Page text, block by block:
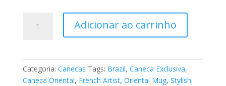
quantidade
Adicionar ao carrinho
Categoria: Canecas Tags: Brazil, Caneca Exclusiva,
Caneca Oriental, French Artist, Oriental Mug, Stylish